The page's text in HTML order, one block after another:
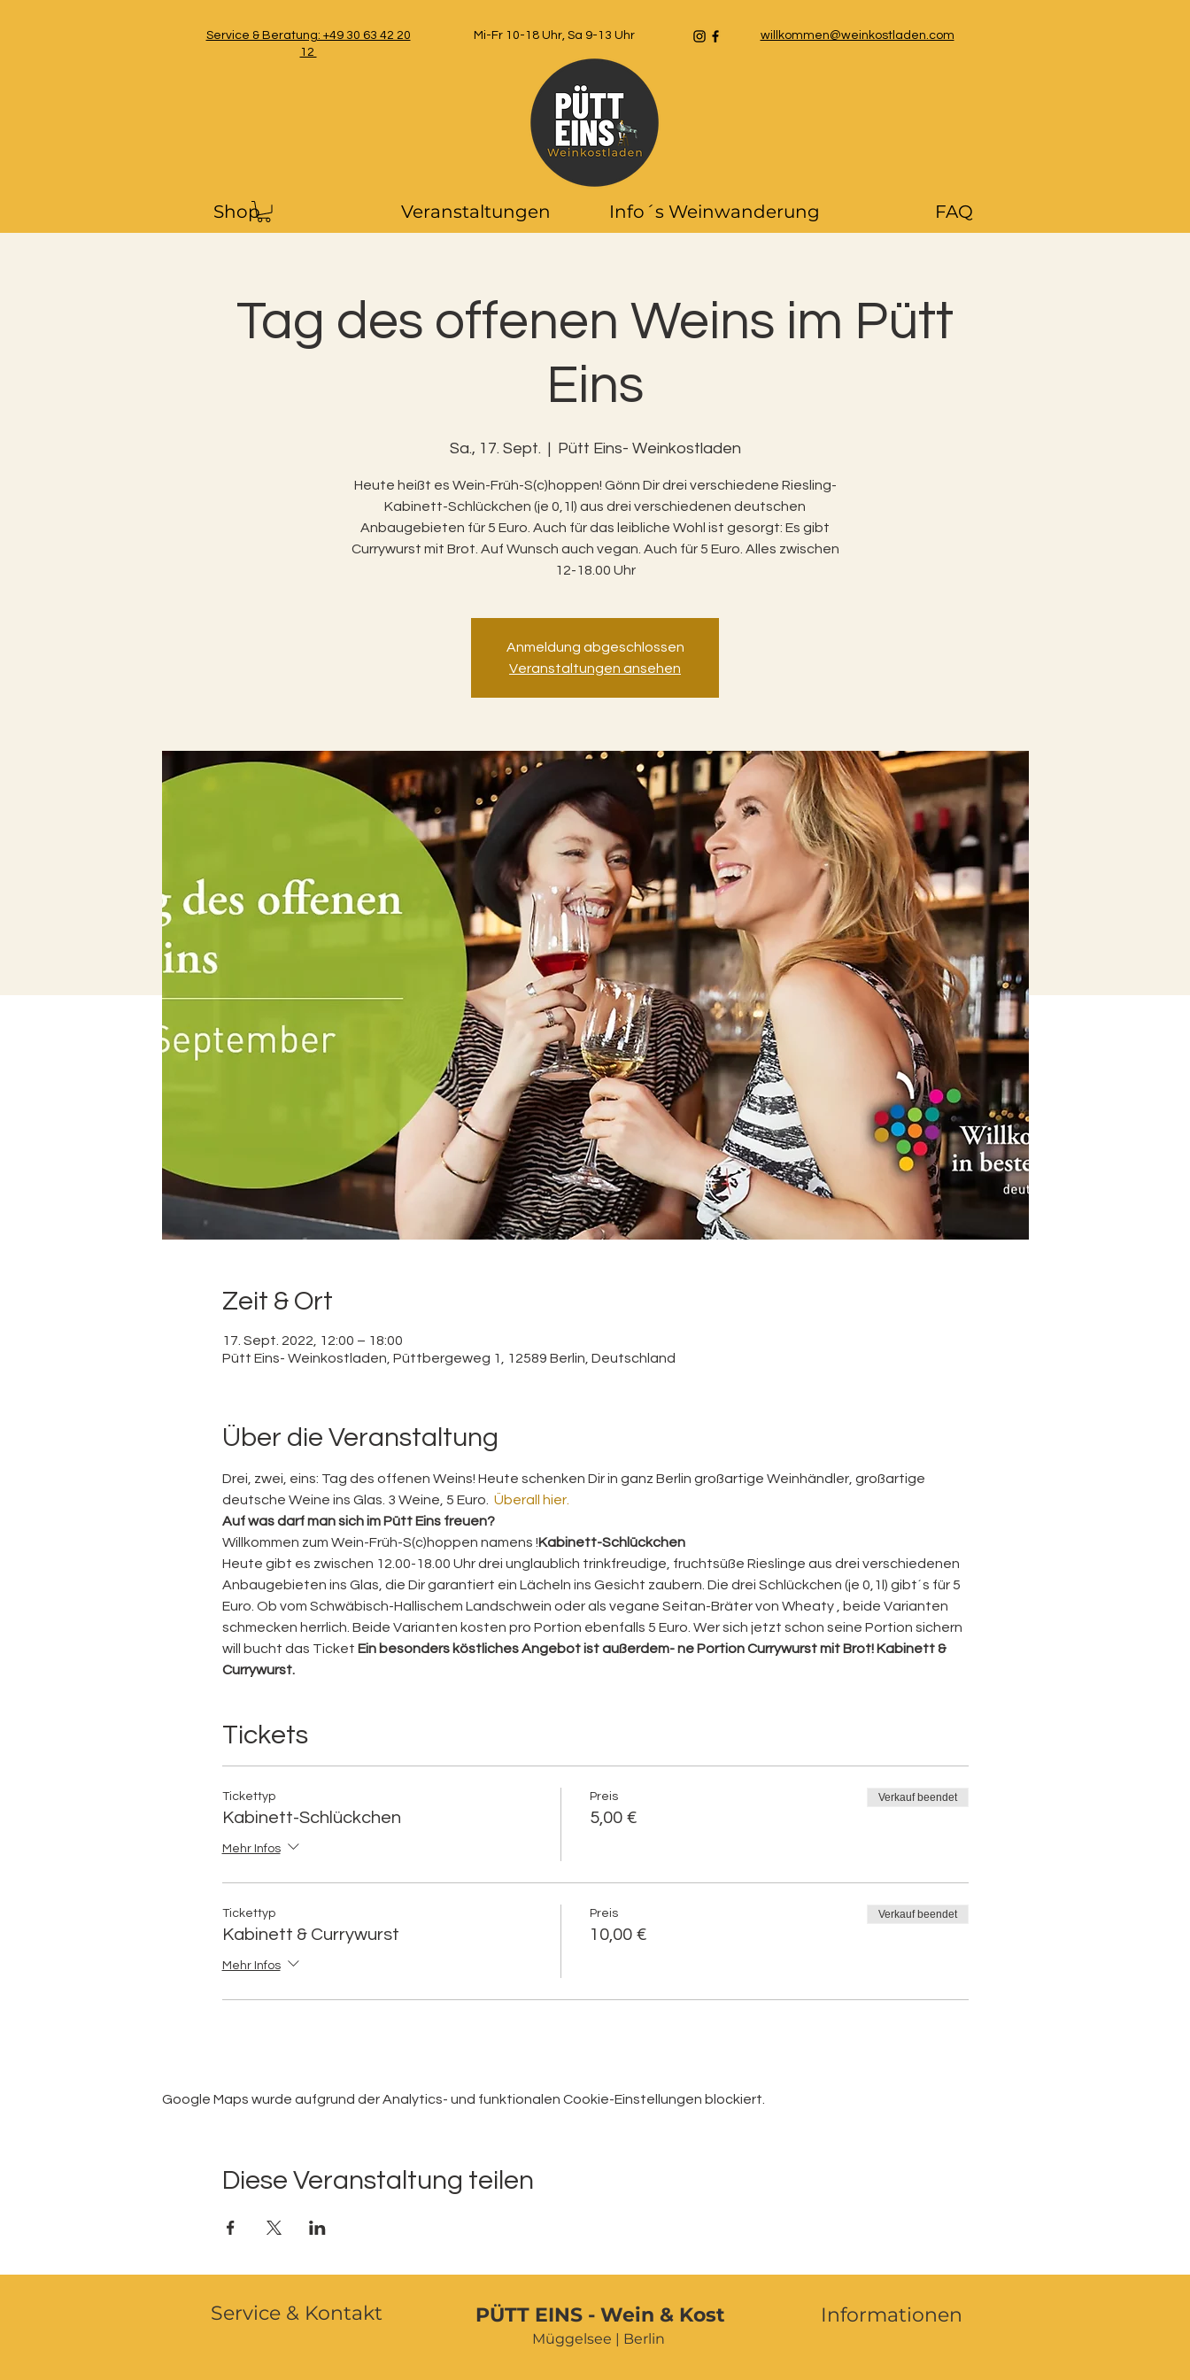
Shop Veranstaltungen Info´s Weinwanderung FAQ
Service & Beratung: +49 30 63 42 20
12
Mi-Fr 10-18 Uhr, Sa 9-13 Uhr willkommen@weinkostladen.com
Tag des offenen Weins im Pütt
Eins
Sa., 17. Sept.
  |
Pütt Eins- Weinkostladen
Heute heißt es Wein-Früh-S(c)hoppen! Gönn Dir drei verschiedene Riesling-
Kabinett-Schlückchen (je 0,1l) aus drei verschiedenen deutschen
Anbaugebieten für 5 Euro. Auch für das leibliche Wohl ist gesorgt: Es gibt
Currywurst mit Brot. Auf Wunsch auch vegan. Auch für 5 Euro. Alles zwischen
12-18.00 Uhr
Anmeldung abgeschlossen
Veranstaltungen ansehen
Zeit & Ort
17. Sept. 2022, 12:00 – 18:00
Pütt Eins- Weinkostladen, Püttbergeweg 1, 12589 Berlin, Deutschland
Über die Veranstaltung
Drei, zwei, eins: Tag des offenen Weins! Heute schenken Dir in ganz Berlin großartige Weinhändler, großartige
deutsche Weine ins Glas. 3 Weine, 5 Euro.
Überall hier.
Auf was darf man sich im Pütt Eins freuen?
Willkommen zum Wein-Früh-S(c)hoppen namens !Kabinett-Schlückchen
Heute gibt es zwischen 12.00-18.00 Uhr drei unglaublich trinkfreudige, fruchtsüße Rieslinge aus drei verschiedenen
Anbaugebieten ins Glas, die Dir garantiert ein Lächeln ins Gesicht zaubern. Die drei Schlückchen (je 0,1l) gibt´s für 5
Euro. Ob vom Schwäbisch-Hallischem Landschwein oder als vegane Seitan-Bräter von Wheaty , beide Varianten
schmecken herrlich. Beide Varianten kosten pro Portion ebenfalls 5 Euro. Wer sich jetzt schon seine Portion sichern
will bucht das Ticket Ein besonders köstliches Angebot ist außerdem- ne Portion Currywurst mit Brot! Kabinett &
Currywurst.
Tickets
Tickettyp
Kabinett-Schlückchen
Mehr Infos
Preis
5,00 €
Verkauf beendet
Tickettyp
Kabinett & Currywurst
Mehr Infos
Preis
10,00 €
Verkauf beendet
Google Maps wurde aufgrund der Analytics- und funktionalen Cookie-Einstellungen blockiert.
Diese Veranstaltung teilen
Service & Kontakt PÜTT EINS - Wein & Kost Informationen
Müggelsee | Berlin